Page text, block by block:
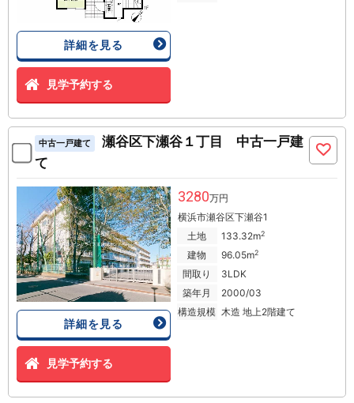
詳細を見る
見学予約する
中古一戸建て
瀬谷区下瀬谷１丁目 中古一戸建
て
詳細を見る
見学予約する
3280万円
横浜市瀬谷区下瀬谷1
土地
133.32m2
建物 96.05m2
間取り
3LDK
築年月
2000/03
構造規模 木造 地上2階建て